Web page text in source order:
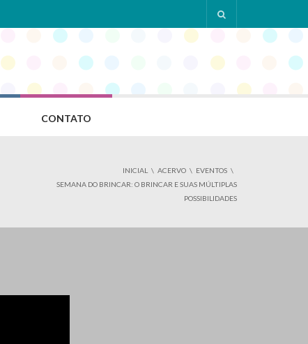
CONTATO
INICIAL ACERVO
EVENTOS
SEMANA DO BRINCAR: O BRINCAR E SUAS MÚLTIPLAS
POSSIBILIDADES